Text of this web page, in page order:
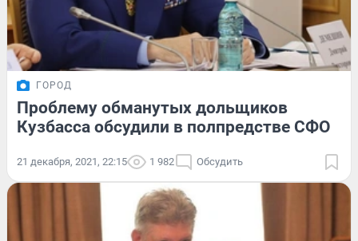
ГОРОД
Проблему обманутых дольщиков
Кузбасса обсудили в полпредстве СФО
21 декабря, 2021, 22:15 1 982 Обсудить